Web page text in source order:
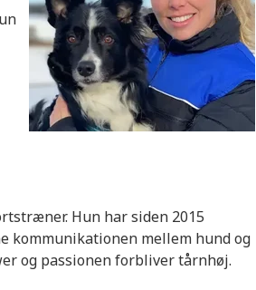
Hun har siden 2015
kommunikationen mellem hund og
og passionen forbliver tårnhøj.